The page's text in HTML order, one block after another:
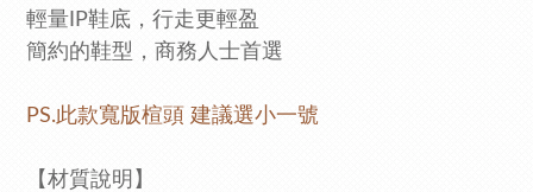
輕量IP鞋底，行走更輕盈
簡約的鞋型，商務人士首選
PS.此款寬版楦頭 建議選小一號
【材質說明】